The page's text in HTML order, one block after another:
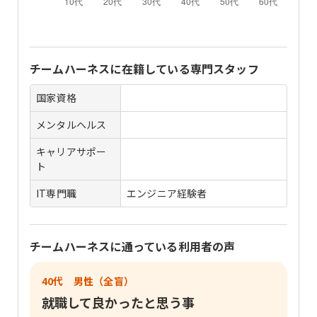
チームハーネスに在籍している専門スタッフ
国家資格
メンタルヘルス
キャリアサポー
ト
IT専門職
エンジニア経験者
チームハーネスに通っている利用者の声
40代 男性（全盲）
就職して良かったと思う事